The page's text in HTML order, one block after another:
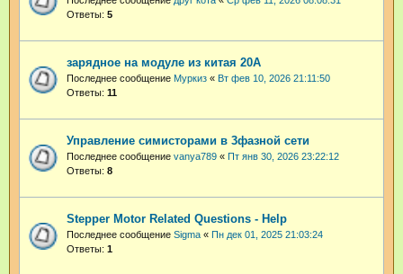
Ответы: 5
зарядное на модуле из китая 20А
Последнее сообщение Муркиз « Вт фев 10, 2026 21:11:50
Ответы: 11
Управление симисторами в 3фазной сети
Последнее сообщение vanya789 « Пт янв 30, 2026 23:22:12
Ответы: 8
Stepper Motor Related Questions - Help
Последнее сообщение Sigma « Пн дек 01, 2025 21:03:24
Ответы: 1